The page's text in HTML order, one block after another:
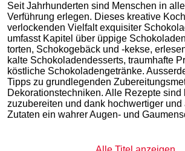
Seit Jahrhunderten sind Menschen in
Verführung erlegen. Dieses kreative
verlockenden Vielfalt exquisiter
umfasst Kapitel über üppige
torten, Schokogebäck und -kekse,
kalte Schokoladendesserts, traumhafte
köstliche Schokoladengetränke.
Tipps zu grundlegenden
Dekorationstechniken. Alle Rezepte sind
zuzubereiten und dank hochwertiger und
Zutaten ein wahrer Augen- und